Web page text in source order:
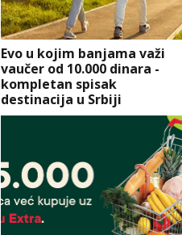
Evo u kojim banjama važi
vaučer od 10.000 dinara -
kompletan spisak
destinacija u Srbiji